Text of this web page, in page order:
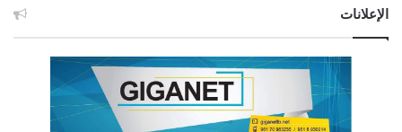
الإعلانات